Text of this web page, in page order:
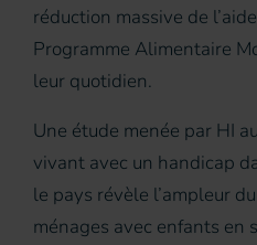
réduction massive de
Programme Alimentaire
leur quotidien.
Une étude menée par HI
vivant avec un handicap
le pays révèle l’ampleur
ménages avec enfants en